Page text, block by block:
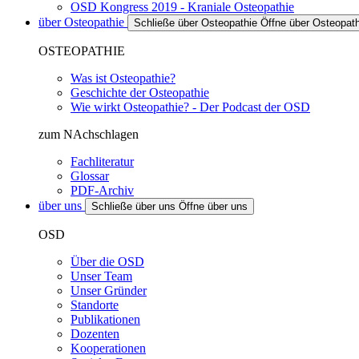
OSD Kongress 2019 - Kraniale Osteopathie
über Osteopathie
Schließe über Osteopathie Öffne über
OSTEOPATHIE
Was ist Osteopathie?
Geschichte der Osteopathie
Wie wirkt Osteopathie? - Der Podcast der OSD
zum NAchschlagen
Fachliteratur
Glossar
PDF-Archiv
über uns
Schließe über uns Öffne über uns
OSD
Über die OSD
Unser Team
Unser Gründer
Standorte
Publikationen
Dozenten
Kooperationen